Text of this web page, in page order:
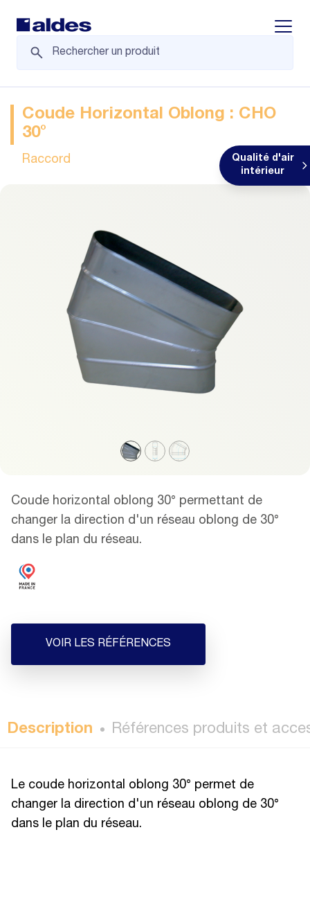
Qualité d'air
intérieur
Coude Horizontal Oblong : CHO
30°
Raccord
Coude horizontal oblong 30° permettant de
changer la direction d'un réseau oblong de 30°
dans le plan du réseau.
VOIR LES RÉFÉRENCES
Description Références produits et
Le coude horizontal oblong 30° permet de
changer la direction d'un réseau oblong de 30°
dans le plan du réseau.